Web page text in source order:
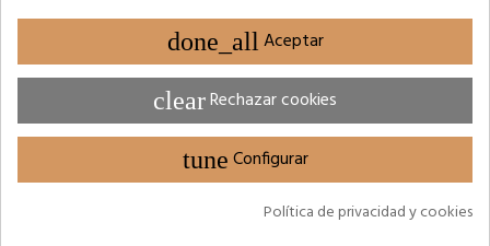
Copyright © 2024 by 3Enne s.r.l.s. P.IVA/C.F.: 13466181008
Número de registro REA: RM-1449325 - Registro Mercantil de Roma
Website Developed by M.Borzacchini - TestSide
CONFIGURACIÓN DE COOKIES
done_all Aceptar
clearRechazar cookies
tuneConfigurar
Política de privacidad y cookies